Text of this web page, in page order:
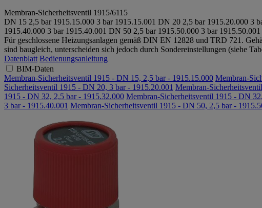
Membran-Sicherheitsventil 1915/6115
DN 15 2,5 bar 1915.15.000 3 bar 1915.15.001 DN 20 2,5 bar 1915.20.000 3
1915.40.000 3 bar 1915.40.001 DN 50 2,5 bar 1915.50.000 3 bar 1915.50.001
Für geschlossene Heizungsanlagen gemäß DIN EN 12828 und TRD 721.
sind baugleich, unterscheiden sich jedoch durch Sondereinstellungen (siehe
Datenblatt Bedienungsanleitung
BIM-Daten
Membran-Sicherheitsventil 1915 - DN 15, 2,5 bar - 1915.15.000 Membran-
Sicherheitsventil 1915 - DN 20, 3 bar - 1915.20.001 Membran-
1915 - DN 32, 2,5 bar - 1915.32.000 Membran-Sicherheitsventil 1915 - DN
3 bar - 1915.40.001 Membran-Sicherheitsventil 1915 - DN 50, 2,5 bar -